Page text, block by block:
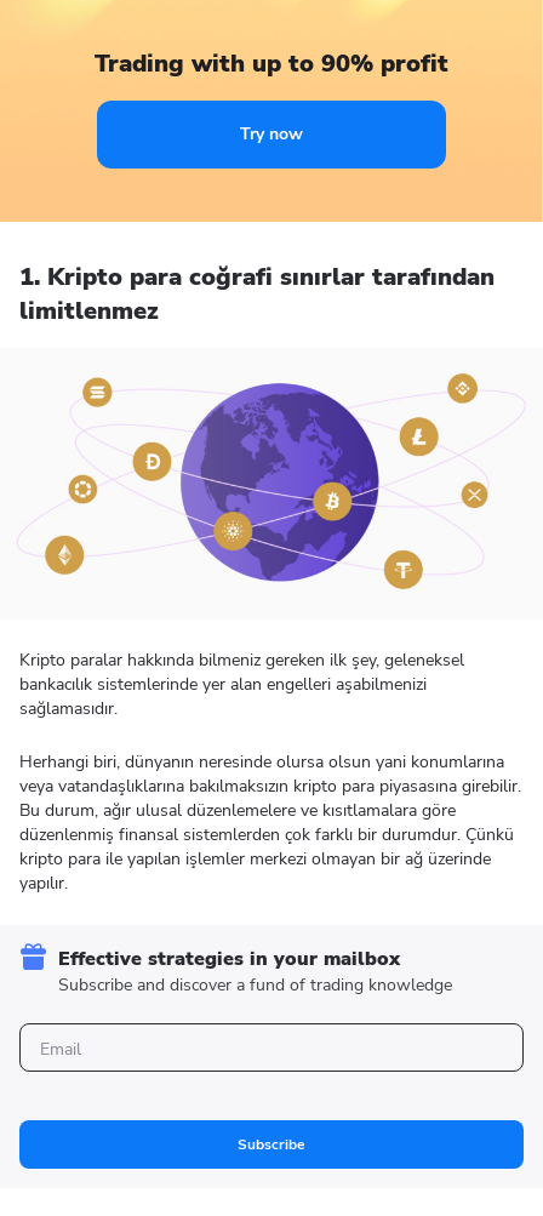
Trading with up to 90% profit
Try now
1. Kripto para coğrafi sınırlar tarafından
limitlenmez
Kripto paralar hakkında bilmeniz gereken ilk şey, geleneksel
bankacılık sistemlerinde yer alan engelleri aşabilmenizi
sağlamasıdır.
Herhangi biri, dünyanın neresinde olursa olsun yani konumlarına
veya vatandaşlıklarına bakılmaksızın kripto para piyasasına girebilir.
Bu durum, ağır ulusal düzenlemelere ve kısıtlamalara göre
düzenlenmiş finansal sistemlerden çok farklı bir durumdur. Çünkü
kripto para ile yapılan işlemler merkezi olmayan bir ağ üzerinde
yapılır.
Effective strategies in your mailbox
Subscribe and discover a fund of trading knowledge
Subscribe